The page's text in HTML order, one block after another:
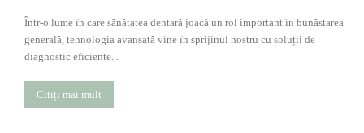
Într-o lume în care sănătatea dentară joacă un rol important în bunăstarea
generală, tehnologia avansată vine în sprijinul nostru cu soluții de
diagnostic eficiente...
Citiți mai mult